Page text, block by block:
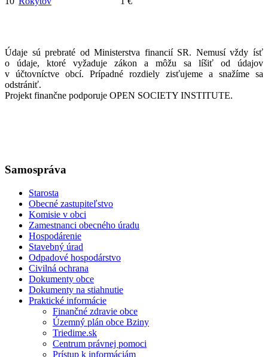
Údaje sú prebraté od Ministerstva financií SR. Nemusí vždy ísť
o údaje, ktoré vyžaduje zákon a môžu sa líšiť od údajov
v účtovníctve obcí. Prípadné rozdiely zisťujeme a snažíme sa
odstrániť.
Projekt finančne podporuje OPEN SOCIETY INSTITUTE.
Samospráva
Starosta
Obecné zastupiteľstvo
Komisie v obci
Zamestnanci obecného úradu
Hospodárenie
Stavebný úrad
Odpadové hospodárstvo
Civilná ochrana
Dokumenty obce
Dokumenty na stiahnutie
Praktické informácie
Finančné zdravie obce
Územný plán obce Bziny
Triedime.sk
Centrum právnej pomoci
Prístup k informáciám